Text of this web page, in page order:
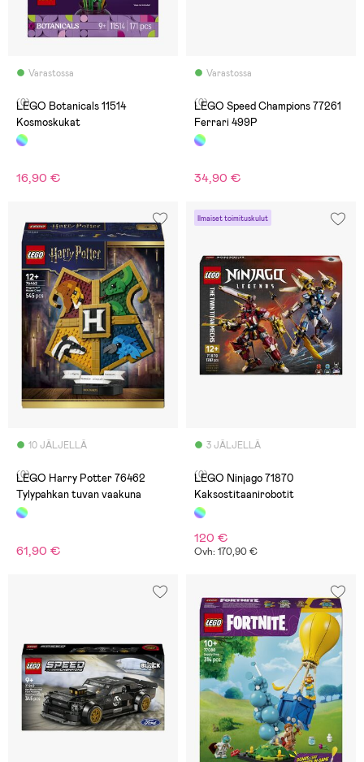
Varastossa
(0)
LEGO Botanicals 11514
Kosmoskukat
16,90 €
Varastossa
(0)
LEGO Speed Champions 77261
Ferrari 499P
34,90 €
10 JÄLJELLÄ
(0)
LEGO Harry Potter 76462
Tylypahkan tuvan vaakuna
61,90 €
Ilmaiset toimituskulut
3 JÄLJELLÄ
(0)
LEGO Ninjago 71870
Kaksostitaanirobotit
120 €
Ovh: 170,90 €